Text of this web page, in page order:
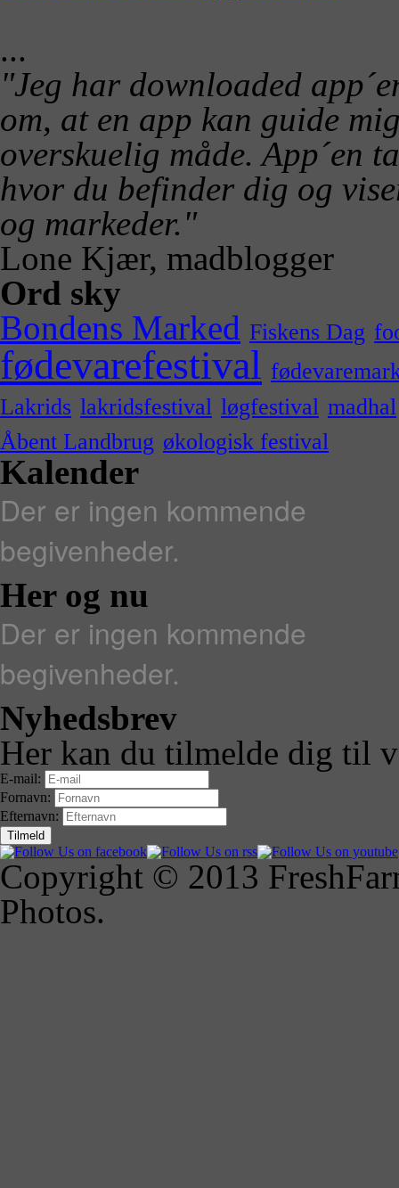
...
"Jeg har downloaded
om, at en app kan guide
overskuelig måde. App´en
hvor du befinder dig og
og markeder."
Lone Kjær, madblogger
Ord sky
Bondens Marked Fiskens Dag
fødevarefestival
Lakrids lakridsfestival løgfestival madhal
Åbent Landbrug økologisk festival
Kalender
Der er ingen kommende
begivenheder.
Her og nu
Der er ingen kommende
begivenheder.
Nyhedsbrev
Her kan du tilmelde dig til
E-mail:
Fornavn:
Efternavn:
Copyright © 2013
Photos.